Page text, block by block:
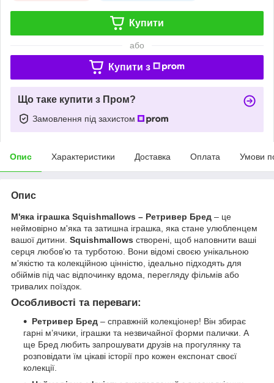
Купити
або
Купити з
Що таке купити з Пром?
Замовлення під захистом
Опис Характеристики Доставка Оплата Умови
Опис
М'яка іграшка Squishmallows – Ретривер Бред – це
неймовірно м'яка та затишна іграшка, яка стане улюбленцем
вашої дитини. Squishmallows створені, щоб наповнити ваші
серця любов'ю та турботою. Вони відомі своєю унікальною
м'якістю та колекційною цінністю, ідеально підходять для
обіймів під час відпочинку вдома, перегляду фільмів або
тривалих поїздок.
Особливості та переваги:
Ретривер Бред – справжній колекціонер! Він збирає
гарні м’ячики, іграшки та незвичайної форми палички. А
ще Бред любить запрошувати друзів на прогулянку та
розповідати їм цікаві історії про кожен експонат своєї
колекції.